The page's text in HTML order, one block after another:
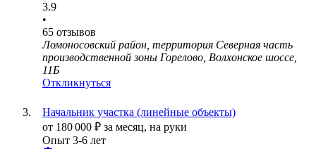
3.9
•
65 отзывов
Ломоносовский район, территория Северная часть
производственной зоны Горелово, Волхонское шоссе,
11Б
Откликнуться
Начальник участка (линейные объекты)
от 180 000 ₽ за месяц, на руки
Опыт 3-6 лет